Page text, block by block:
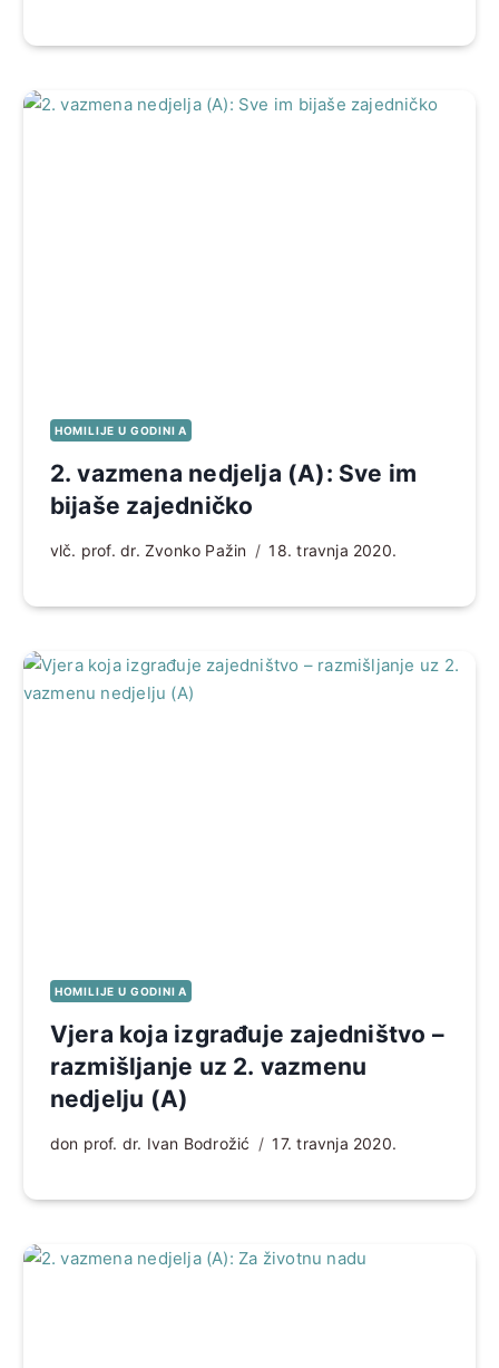
HOMILIJE U GODINI A
2. vazmena nedjelja (A): Sve im
bijaše zajedničko
vlč. prof. dr. Zvonko Pažin 18. travnja 2020.
HOMILIJE U GODINI A
Vjera koja izgrađuje zajedništvo –
razmišljanje uz 2. vazmenu
nedjelju (A)
don prof. dr. Ivan Bodrožić 17. travnja 2020.